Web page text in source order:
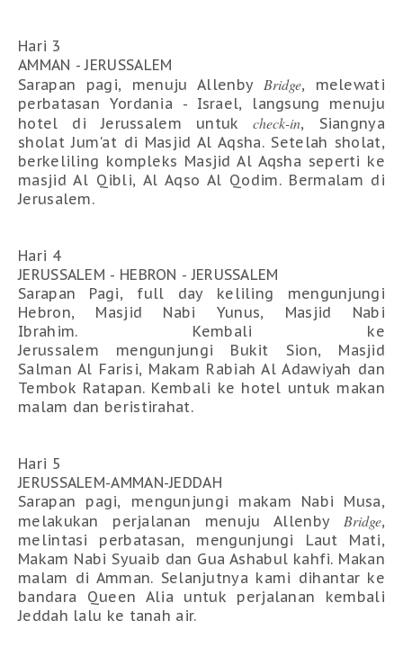
Hari 3
AMMAN - JERUSSALEM
Sarapan pagi, menuju Allenby Bridge, melewati
perbatasan Yordania - Israel, langsung menuju
hotel di Jerussalem untukcheck-in, Siangnya
sholat Jum'at di Masjid Al Aqsha. Setelah sholat,
berkeliling kompleks Masjid Al Aqsha seperti ke
masjid Al Qibli, Al Aqso Al Qodim. Bermalam di
Jerusalem.
Hari 4
JERUSSALEM - HEBRON - JERUSSALEM
Sarapan Pagi, full day keliling mengunjungi
Hebron, Masjid Nabi Yunus, Masjid Nabi
Ibrahim. Kembali ke
Jerussalem mengunjungi Bukit Sion, Masjid
Salman Al Farisi, Makam Rabiah Al Adawiyah dan
Tembok Ratapan. Kembali ke hotel untuk makan
malam dan beristirahat.
Hari 5
JERUSSALEM-AMMAN-JEDDAH
Sarapan pagi, mengunjungi makam Nabi Musa,
melakukan perjalanan menuju Allenby Bridge,
melintasi perbatasan, mengunjungi Laut Mati,
Makam Nabi Syuaib dan Gua Ashabul kahfi. Makan
malam di Amman. Selanjutnya kami dihantar ke
bandara Queen Alia untuk perjalanan kembali
Jeddah lalu ke tanah air.